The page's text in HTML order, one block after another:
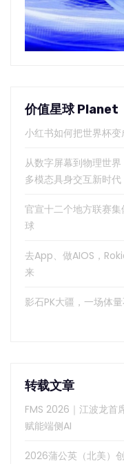
价值星球 Planet
小红书如何把世界杯变
从数字屏幕到物理世
多模态具身交互新时代
官宣十二个地方联赛
球
去App、做AIOS，
来
影石PK大疆，一场体
转载文章
FMS 2026｜江波龙首
赋能端侧AI
2026蒲公英（北美）